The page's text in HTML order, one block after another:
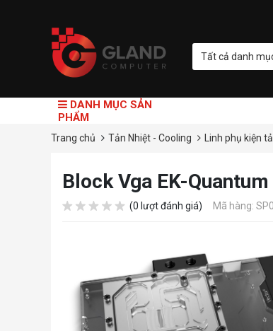
Tất cả danh
DANH MỤC SẢN
PHẨM
Trang chủ Tản Nhiệt - Cooling Linh phụ kiện
Block Vga EK-
(0 lượt đánh giá) Mã hàng: